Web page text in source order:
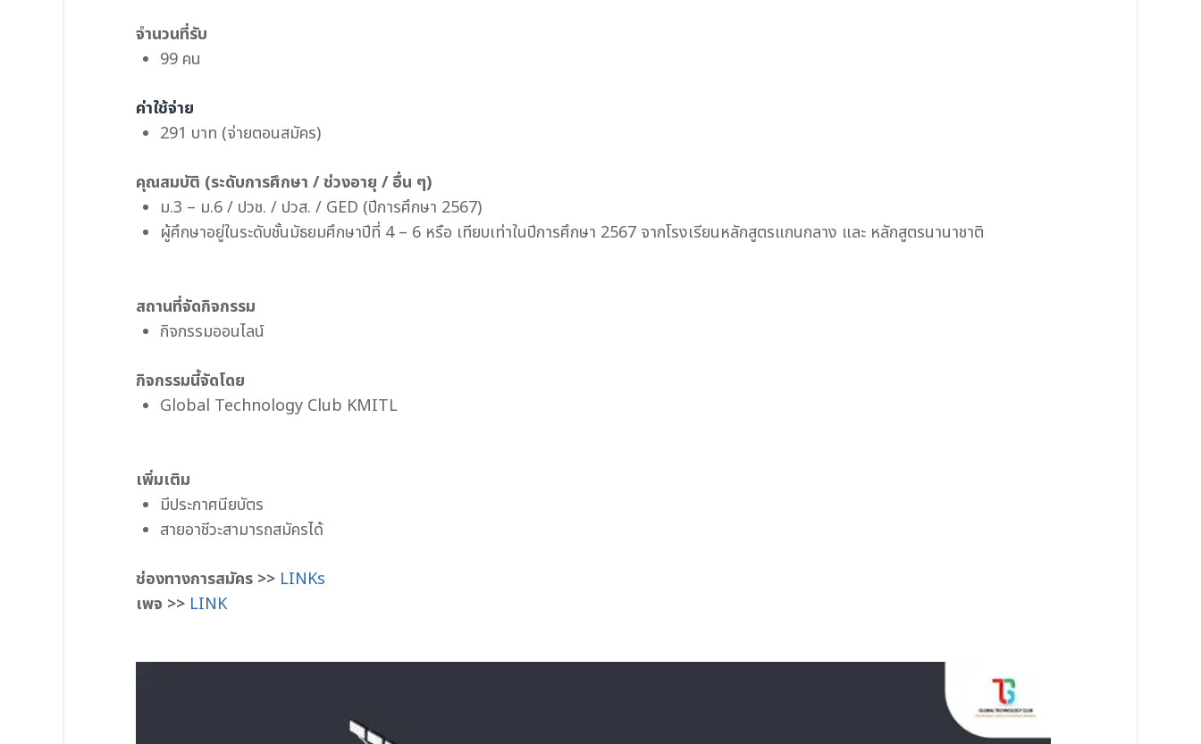
จำนวนที่รับ
99 คน
ค่าใช้จ่าย
291 บาท (จ่ายตอนสมัคร)
คุณสมบัติ (ระดับการศึกษา / ช่วงอายุ / อื่น ๆ)
ม.3 – ม.6 / ปวช. / ปวส. / GED (ปีการศึกษา 2567)
ผู้ศึกษาอยู่ในระดับชั้นมัธยมศึกษาปีที่ 4 – 6 หรือ เทียบเท่าในปีการศึกษา 2567 จากโรงเรียนหลักสูตรแกนกลาง และ หลักสูตรนานาชาติ
สถานที่จัดกิจกรรม
กิจกรรมออนไลน์
กิจกรรมนี้จัดโดย
Global Technology Club KMITL
เพิ่มเติม
มีประกาศนียบัตร
สายอาชีวะสามารถสมัครได้
ช่องทางการสมัคร >> LINKs
เพจ >> LINK